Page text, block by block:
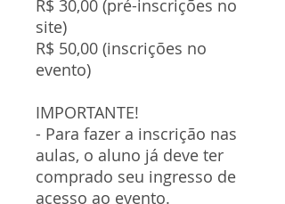
R$ 30,00 (pré-inscrições no
site)
R$ 50,00 (inscrições no
evento)
IMPORTANTE!
- Para fazer a inscrição nas
aulas, o aluno já deve ter
comprado seu ingresso de
acesso ao evento.